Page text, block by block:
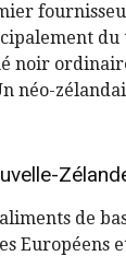
du
noir
néo-
de
Européens